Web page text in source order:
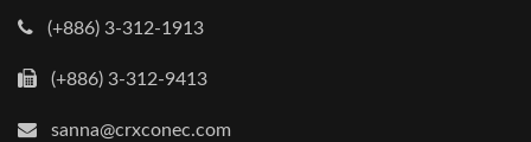
(+886) 3-312-1913
(+886) 3-312-9413
sanna@crxconec.com